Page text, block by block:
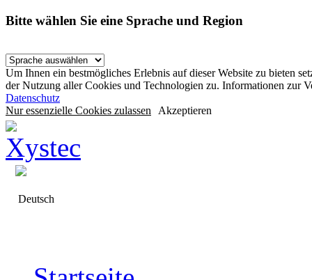
Bitte wählen Sie eine Sprache und Region
Um Ihnen ein bestmögliches Erlebnis auf dieser Website zu bieten
der Nutzung aller Cookies und Technologien zu. Informationen zur
Datenschutz
Nur essenzielle Cookies zulassen Akzeptieren
Deutsch